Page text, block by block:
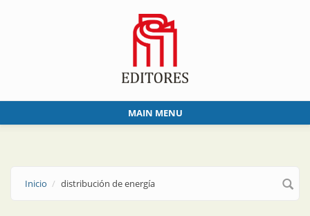
MAIN MENU
Inicio distribución de energía